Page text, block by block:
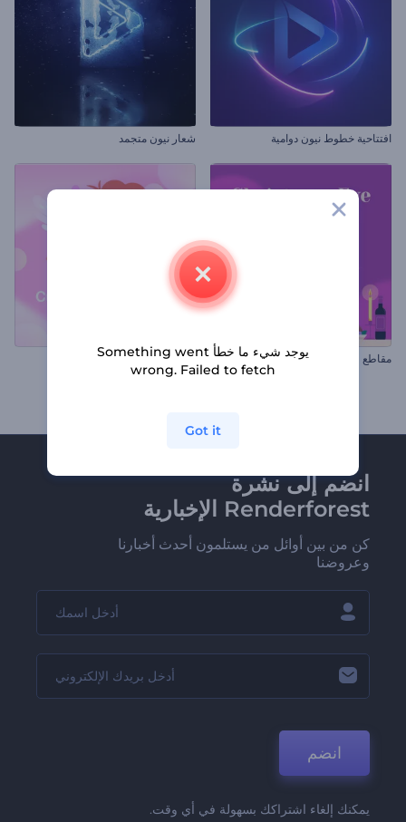
افتتاحية خطوط نيون دوامية شعار نيون متجمد
مقاطع ليلة الكريسماس افتتاحية سهم حب كيوبيد
انضم إلى نشرة
Renderforest الإخبارية
كن من بين أوائل من يستلمون أحدث أخبارنا
وعروضنا
انضم
يمكنك إلغاء اشتراكك بسهولة في أي وقت.
يوجد شيء ما خطأ Something went
wrong. Failed to fetch
Got it